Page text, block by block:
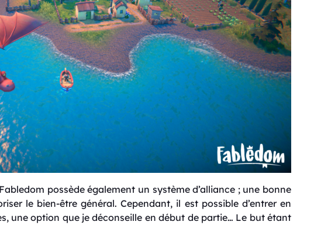
possède également un système d’alliance ; une bonne
le bien-être général. Cependant, il est possible d’entrer en
une option que je déconseille en début de partie… Le but étant